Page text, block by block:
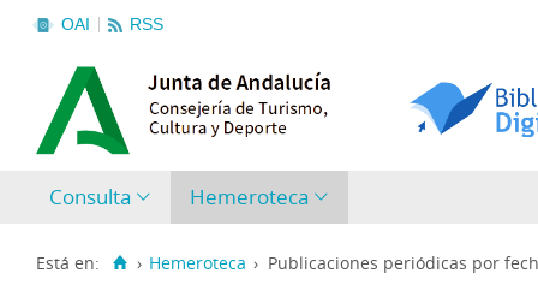
OAI RSS
Consulta Hemeroteca
Está en: › Hemeroteca › Publicaciones periódicas por